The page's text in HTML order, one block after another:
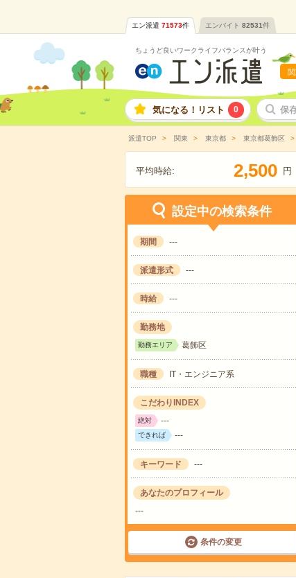
エン派遣 71573件 エンバイト 82531件
ちょうど良いワークライフバランスが叶う
気になる！リスト 0 保
派遣TOP 関東 東京都 東京都葛飾区
平均時給: 2,500 円
設定中の検索条件
期間 ---
派遣形式 ---
時給 ---
勤務地
勤務エリア 葛飾区
職種 IT・エンジニア系
こだわりINDEX
絶対 ---
できれば ---
キーワード ---
あなたのプロフィール
---
条件の変更